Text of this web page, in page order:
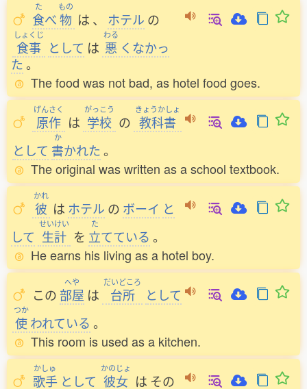
た
食べ
もの
物 は 、 ホテル の
しょくじ
食事 として は
わる
悪 くなかっ
た。
The food was not bad, as hotel food goes.
げんさく
原作 は
がっこう
学校 の
きょうかしょ
教科書
として
か
書かれた。
The original was written as a school textbook.
かれ
彼 は ホテル の ボーイ と
して
せいけい
生計 を
た
立てている 。
He earns his living as a hotel boy.
この
へや
部屋 は
だいどころ
台所 として
つか
使われている 。
This room is used as a kitchen.
かしゅ
歌手 として
かのじょ
彼女 は その